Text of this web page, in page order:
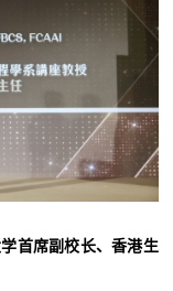
首席副校长、香港生